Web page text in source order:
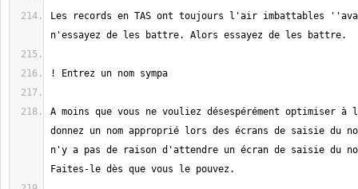
Les records en TAS ont toujours l'air imbattables
A moins que vous ne vouliez désespérément optimiser à
donnez un nom approprié lors des écrans de saisie du
n'y a pas de raison d'attendre un écran de saisie du